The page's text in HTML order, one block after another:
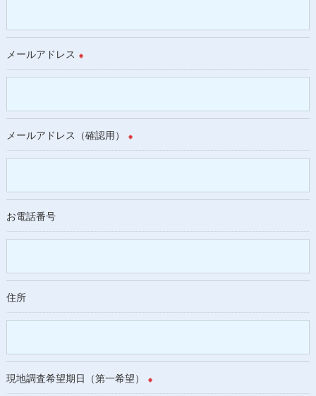
メールアドレス ※
メールアドレス（確認用） ※
お電話番号
住所
現地調査希望期日（第一希望） ※